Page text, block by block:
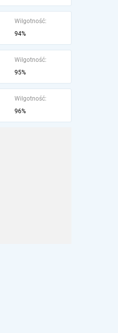
Wilgotność:
94%
Wilgotność:
95%
Wilgotność:
96%